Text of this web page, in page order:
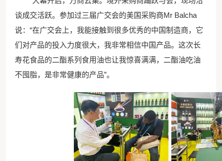
谈成交活跃。参加过三届广交会的美国采购商Mr Balcha
说：“在广交会上，我能接触到很多优秀的中国制造商，它
们对产品的投入力度很大，我非常相信中国产品。这次长
寿花食品的二酯系列食用油也让我惊喜满满，二酯油吃油
不囤脂，是非常健康的产品”。